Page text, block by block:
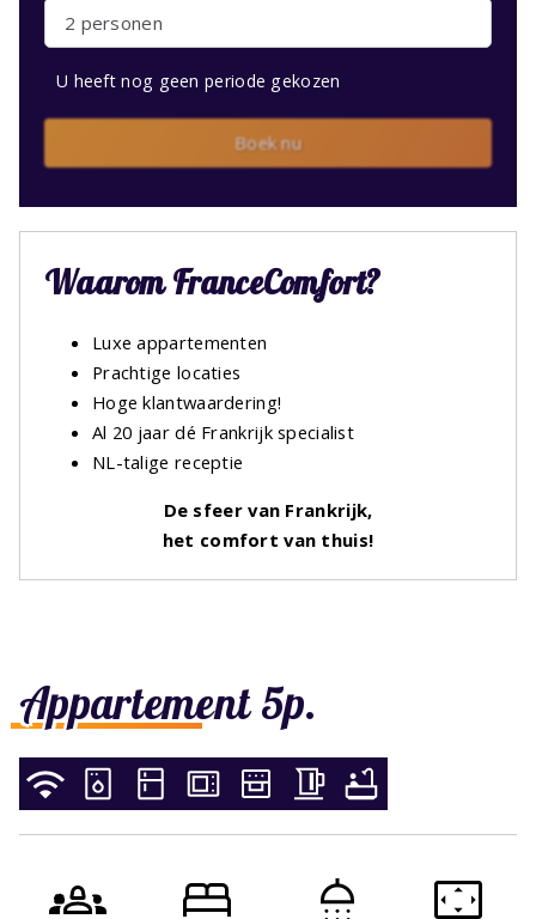
Appartement 5p.
2 personen
U heeft nog geen periode gekozen
Boek nu
Waarom FranceComfort?
Luxe appartementen
Prachtige locaties
Hoge klantwaardering!
Al 20 jaar dé Frankrijk specialist
NL-talige receptie
De sfeer van Frankrijk,
het comfort van thuis!